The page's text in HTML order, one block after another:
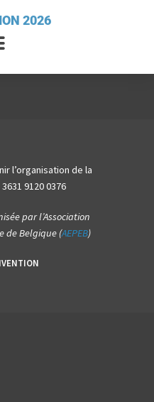
2026
l’organisation de la
9120 0376
par l’Association
de Belgique (AEPEB)